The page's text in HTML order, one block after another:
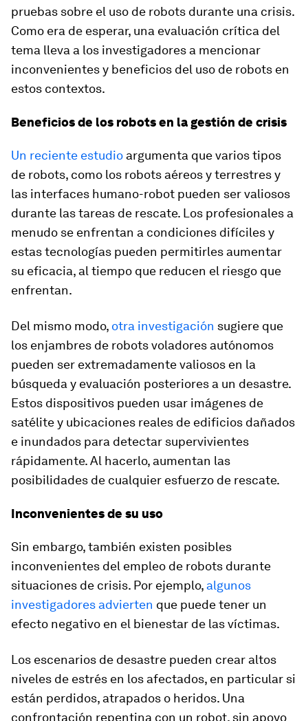
pruebas sobre el uso de robots durante una crisis.
Como era de esperar, una evaluación crítica del
tema lleva a los investigadores a mencionar
inconvenientes y beneficios del uso de robots en
estos contextos.
Beneficios de los robots en la gestión de crisis
Un reciente estudio argumenta que varios tipos
de robots, como los robots aéreos y terrestres y
las interfaces humano-robot pueden ser valiosos
durante las tareas de rescate. Los profesionales a
menudo se enfrentan a condiciones difíciles y
estas tecnologías pueden permitirles aumentar
su eficacia, al tiempo que reducen el riesgo que
enfrentan.
Del mismo modo, otra investigación sugiere que
los enjambres de robots voladores autónomos
pueden ser extremadamente valiosos en la
búsqueda y evaluación posteriores a un desastre.
Estos dispositivos pueden usar imágenes de
satélite y ubicaciones reales de edificios dañados
e inundados para detectar supervivientes
rápidamente. Al hacerlo, aumentan las
posibilidades de cualquier esfuerzo de rescate.
Inconvenientes de su uso
Sin embargo, también existen posibles
inconvenientes del empleo de robots durante
situaciones de crisis. Por ejemplo, algunos
investigadores advierten que puede tener un
efecto negativo en el bienestar de las víctimas.
Los escenarios de desastre pueden crear altos
niveles de estrés en los afectados, en particular si
están perdidos, atrapados o heridos. Una
confrontación repentina con un robot, sin apoyo